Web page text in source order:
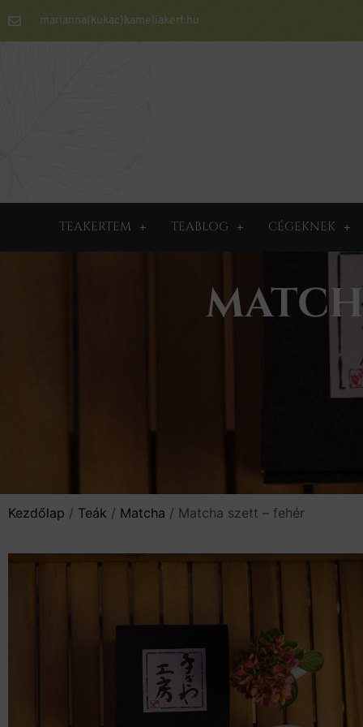
marianna(kukac)kameliakert.hu
TEAKERTEM TEABLOG CÉGEKNEK
Kezdőlap / Teák / Matcha / Matcha szett – fehér